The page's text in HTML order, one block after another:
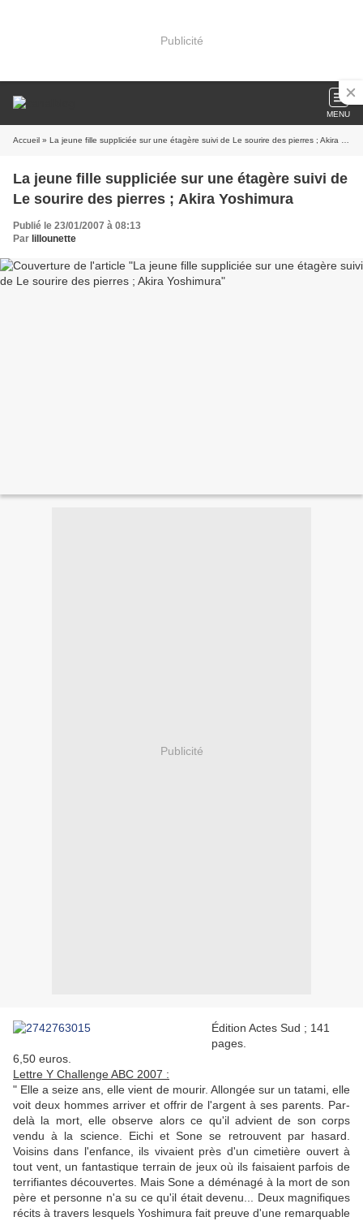
Publicité
MENU
Accueil » La jeune fille suppliciée sur une étagère suivi de Le sourire des pierres ; Akira Yoshimura
La jeune fille suppliciée sur une étagère suivi de
Le sourire des pierres ; Akira Yoshimura
Publié le 23/01/2007 à 08:13
Par lillounette
Publicité
Édition Actes Sud ; 141
pages.
6,50 euros.
Lettre Y Challenge ABC 2007 :
" Elle a seize ans, elle vient de mourir. Allongée sur un tatami, elle
voit deux hommes arriver et offrir de l'argent à ses parents. Par-
delà la mort, elle observe alors ce qu'il advient de son corps
vendu à la science. Eichi et Sone se retrouvent par hasard.
Voisins dans l'enfance, ils vivaient près d'un cimetière ouvert à
tout vent, un fantastique terrain de jeux où ils faisaient parfois de
terrifiantes découvertes. Mais Sone a déménagé à la mort de son
père et personne n'a su ce qu'il était devenu... Deux magnifiques
récits à travers lesquels Yoshimura fait preuve d'une remarquable